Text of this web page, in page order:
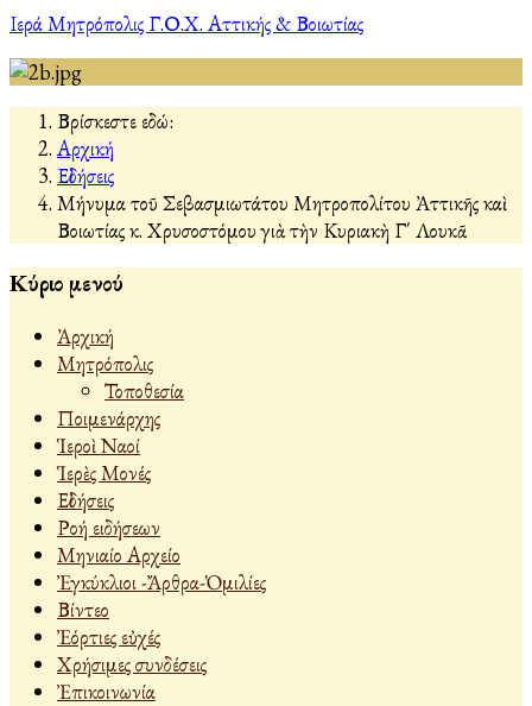
Ιερά Μητρόπολις Γ.Ο.Χ. Αττικής & Βοιωτίας
Βρίσκεστε εδώ:
Αρχική
Εἰδήσεις
Μήνυμα τοῦ Σεβασμιωτάτου Μητροπολίτου Ἀττικῆς καὶ
Βοιωτίας κ. Χρυσοστόμου γιὰ τὴν Κυριακὴ Γ΄ Λουκᾶ
Κύριο μενού
Ἀρχική
Μητρόπολις
Τοποθεσία
Ποιμενάρχης
Ἱεροὶ Ναοί
Ἱερὲς Μονές
Εἰδήσεις
Ροή ειδήσεων
Μηνιαίο Αρχείο
Ἐγκύκλιοι -Ἄρθρα-Ὁμιλίες
Βίντεο
Ἐόρτιες εὐχές
Χρήσιμες συνδέσεις
Ἐπικοινωνία